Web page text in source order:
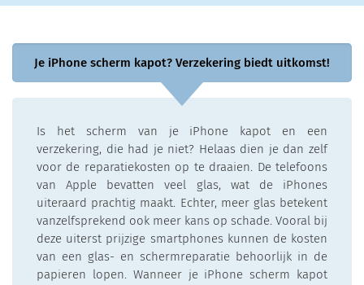
Je iPhone scherm kapot? Verzekering biedt uitkomst!
Is het scherm van je iPhone kapot en een
verzekering, die had je niet? Helaas dien je dan zelf
voor de reparatiekosten op te draaien. De telefoons
van Apple bevatten veel glas, wat de iPhones
uiteraard prachtig maakt. Echter, meer glas betekent
vanzelfsprekend ook meer kans op schade. Vooral bij
deze uiterst prijzige smartphones kunnen de kosten
van een glas- en schermreparatie behoorlijk in de
papieren lopen. Wanneer je iPhone scherm kapot